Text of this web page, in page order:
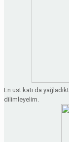
En üst katı da
dilimleyelim.